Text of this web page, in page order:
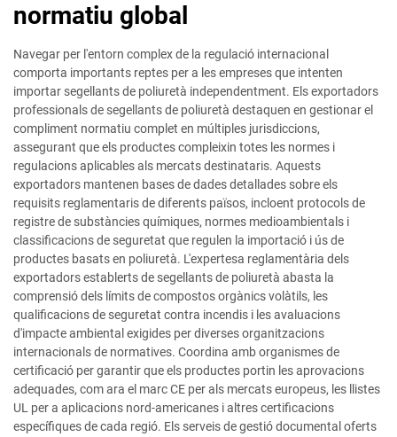
normatiu global
Navegar per l'entorn complex de la regulació internacional
comporta importants reptes per a les empreses que intenten
importar segellants de poliuretà independentment. Els exportadors
professionals de segellants de poliuretà destaquen en gestionar el
compliment normatiu complet en múltiples jurisdiccions,
assegurant que els productes compleixin totes les normes i
regulacions aplicables als mercats destinataris. Aquests
exportadors mantenen bases de dades detallades sobre els
requisits reglamentaris de diferents països, incloent protocols de
registre de substàncies químiques, normes medioambientals i
classificacions de seguretat que regulen la importació i ús de
productes basats en poliuretà. L'expertesa reglamentària dels
exportadors establerts de segellants de poliuretà abasta la
comprensió dels límits de compostos orgànics volàtils, les
qualificacions de seguretat contra incendis i les avaluacions
d'impacte ambiental exigides per diverses organitzacions
internacionals de normatives. Coordina amb organismes de
certificació per garantir que els productes portin les aprovacions
adequades, com ara el marc CE per als mercats europeus, les llistes
UL per a aplicacions nord-americanes i altres certificacions
específiques de cada regió. Els serveis de gestió documental oferts